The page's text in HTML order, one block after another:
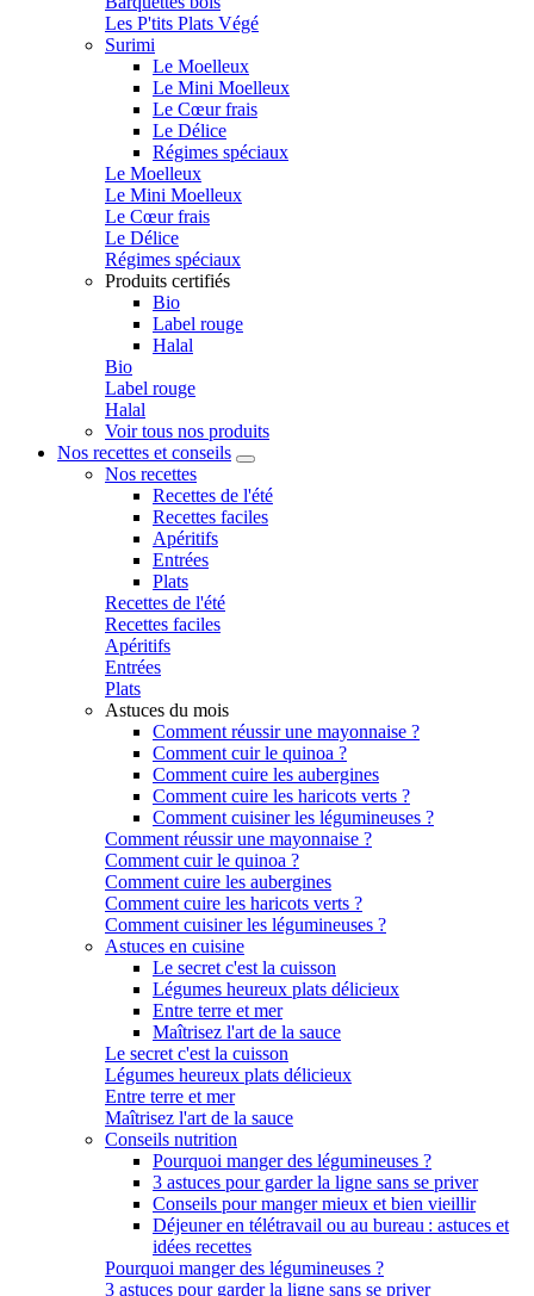
Les P'tits Plats Végé
Surimi
Le Moelleux
Le Mini Moelleux
Le Cœur frais
Le Délice
Régimes spéciaux
Le Moelleux
Le Mini Moelleux
Le Cœur frais
Le Délice
Régimes spéciaux
Produits certifiés
Bio
Label rouge
Halal
Bio
Label rouge
Halal
Voir tous nos produits
Nos recettes et conseils
Nos recettes
Recettes de l'été
Recettes faciles
Apéritifs
Entrées
Plats
Recettes de l'été
Recettes faciles
Apéritifs
Entrées
Plats
Astuces du mois
Comment réussir une mayonnaise ?
Comment cuir le quinoa ?
Comment cuire les aubergines
Comment cuire les haricots verts ?
Comment cuisiner les légumineuses ?
Comment réussir une mayonnaise ?
Comment cuir le quinoa ?
Comment cuire les aubergines
Comment cuire les haricots verts ?
Comment cuisiner les légumineuses ?
Astuces en cuisine
Le secret c'est la cuisson
Légumes heureux plats délicieux
Entre terre et mer
Maîtrisez l'art de la sauce
Le secret c'est la cuisson
Légumes heureux plats délicieux
Entre terre et mer
Maîtrisez l'art de la sauce
Conseils nutrition
Pourquoi manger des légumineuses ?
3 astuces pour garder la ligne sans se priver
Conseils pour manger mieux et bien vieillir
Déjeuner en télétravail ou au bureau : astuces et
idées recettes
Pourquoi manger des légumineuses ?
3 astuces pour garder la ligne sans se priver